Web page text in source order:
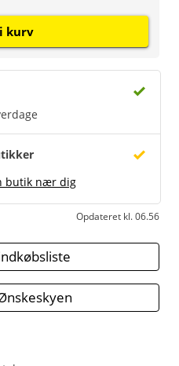
butik nær dig
Opdateret kl. 06.56
kurv